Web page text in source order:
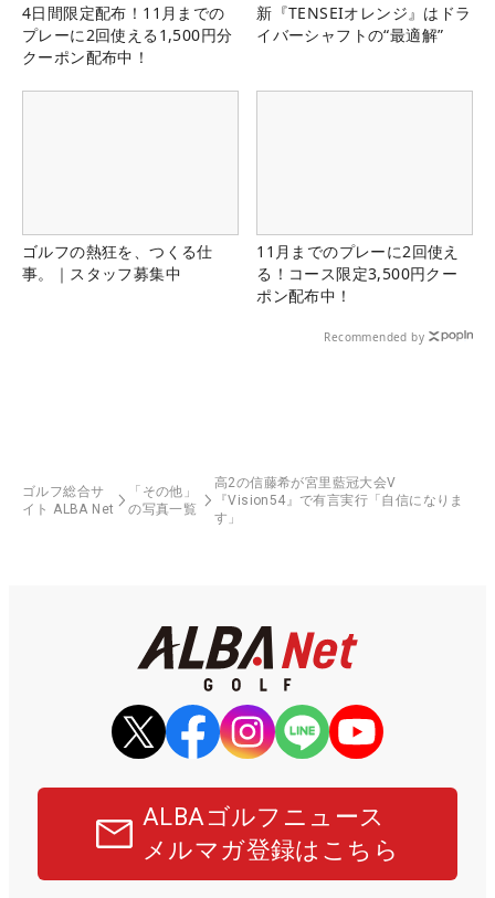
4日間限定配布！11月までの
プレーに2回使える1,500円分
クーポン配布中！
新『TENSEIオレンジ』はドラ
イバーシャフトの“最適解”
ゴルフの熱狂を、つくる仕
事。｜スタッフ募集中
11月までのプレーに2回使え
る！コース限定3,500円クー
ポン配布中！
Recommended by
ゴルフ総合サ
イト ALBA Net
「その他」
の写真一覧
高2の信藤希が宮里藍冠大会V
『Vision54』で有言実行「自信になりま
す」
ALBAゴルフニュース
メルマガ登録はこちら